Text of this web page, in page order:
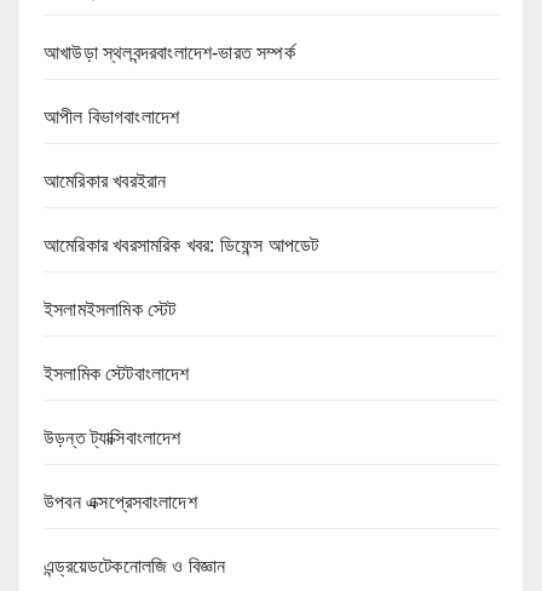
আখাউড়া স্থলবন্দরবাংলাদেশ-ভারত সম্পর্ক
আপীল বিভাগবাংলাদেশ
আমেরিকার খবরইরান
আমেরিকার খবরসামরিক খবর: ডিফেন্স আপডেট
ইসলামইসলামিক স্টেট
ইসলামিক স্টেটবাংলাদেশ
উড়ন্ত ট্যাক্সিবাংলাদেশ
উপবন এক্সপ্রেসবাংলাদেশ
এন্ড্রয়েডটেকনোলজি ও বিজ্ঞান